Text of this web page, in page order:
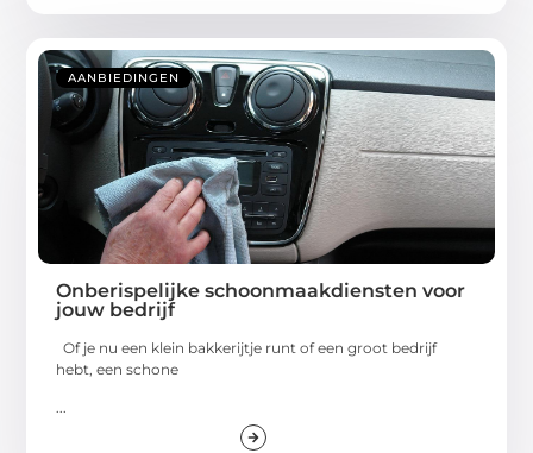
AANBIEDINGEN
Onberispelijke schoonmaakdiensten voor
jouw bedrijf
Of je nu een klein bakkerijtje runt of een groot bedrijf
hebt, een schone
...